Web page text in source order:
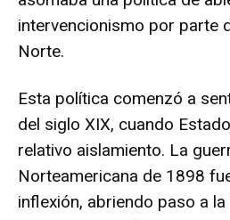
intervencionismo por parte
Norte.
Esta política comenzó a
del siglo XIX, cuando
relativo aislamiento. La
Norteamericana de 1898
inflexión, abriendo paso a la